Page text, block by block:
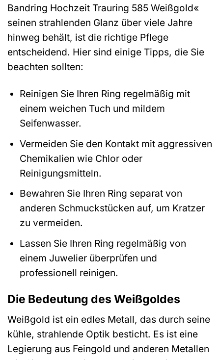
Bandring Hochzeit Trauring 585 Weißgold«
seinen strahlenden Glanz über viele Jahre
hinweg behält, ist die richtige Pflege
entscheidend. Hier sind einige Tipps, die Sie
beachten sollten:
Reinigen Sie Ihren Ring regelmäßig mit
einem weichen Tuch und mildem
Seifenwasser.
Vermeiden Sie den Kontakt mit aggressiven
Chemikalien wie Chlor oder
Reinigungsmitteln.
Bewahren Sie Ihren Ring separat von
anderen Schmuckstücken auf, um Kratzer
zu vermeiden.
Lassen Sie Ihren Ring regelmäßig von
einem Juwelier überprüfen und
professionell reinigen.
Die Bedeutung des Weißgoldes
Weißgold ist ein edles Metall, das durch seine
kühle, strahlende Optik besticht. Es ist eine
Legierung aus Feingold und anderen Metallen